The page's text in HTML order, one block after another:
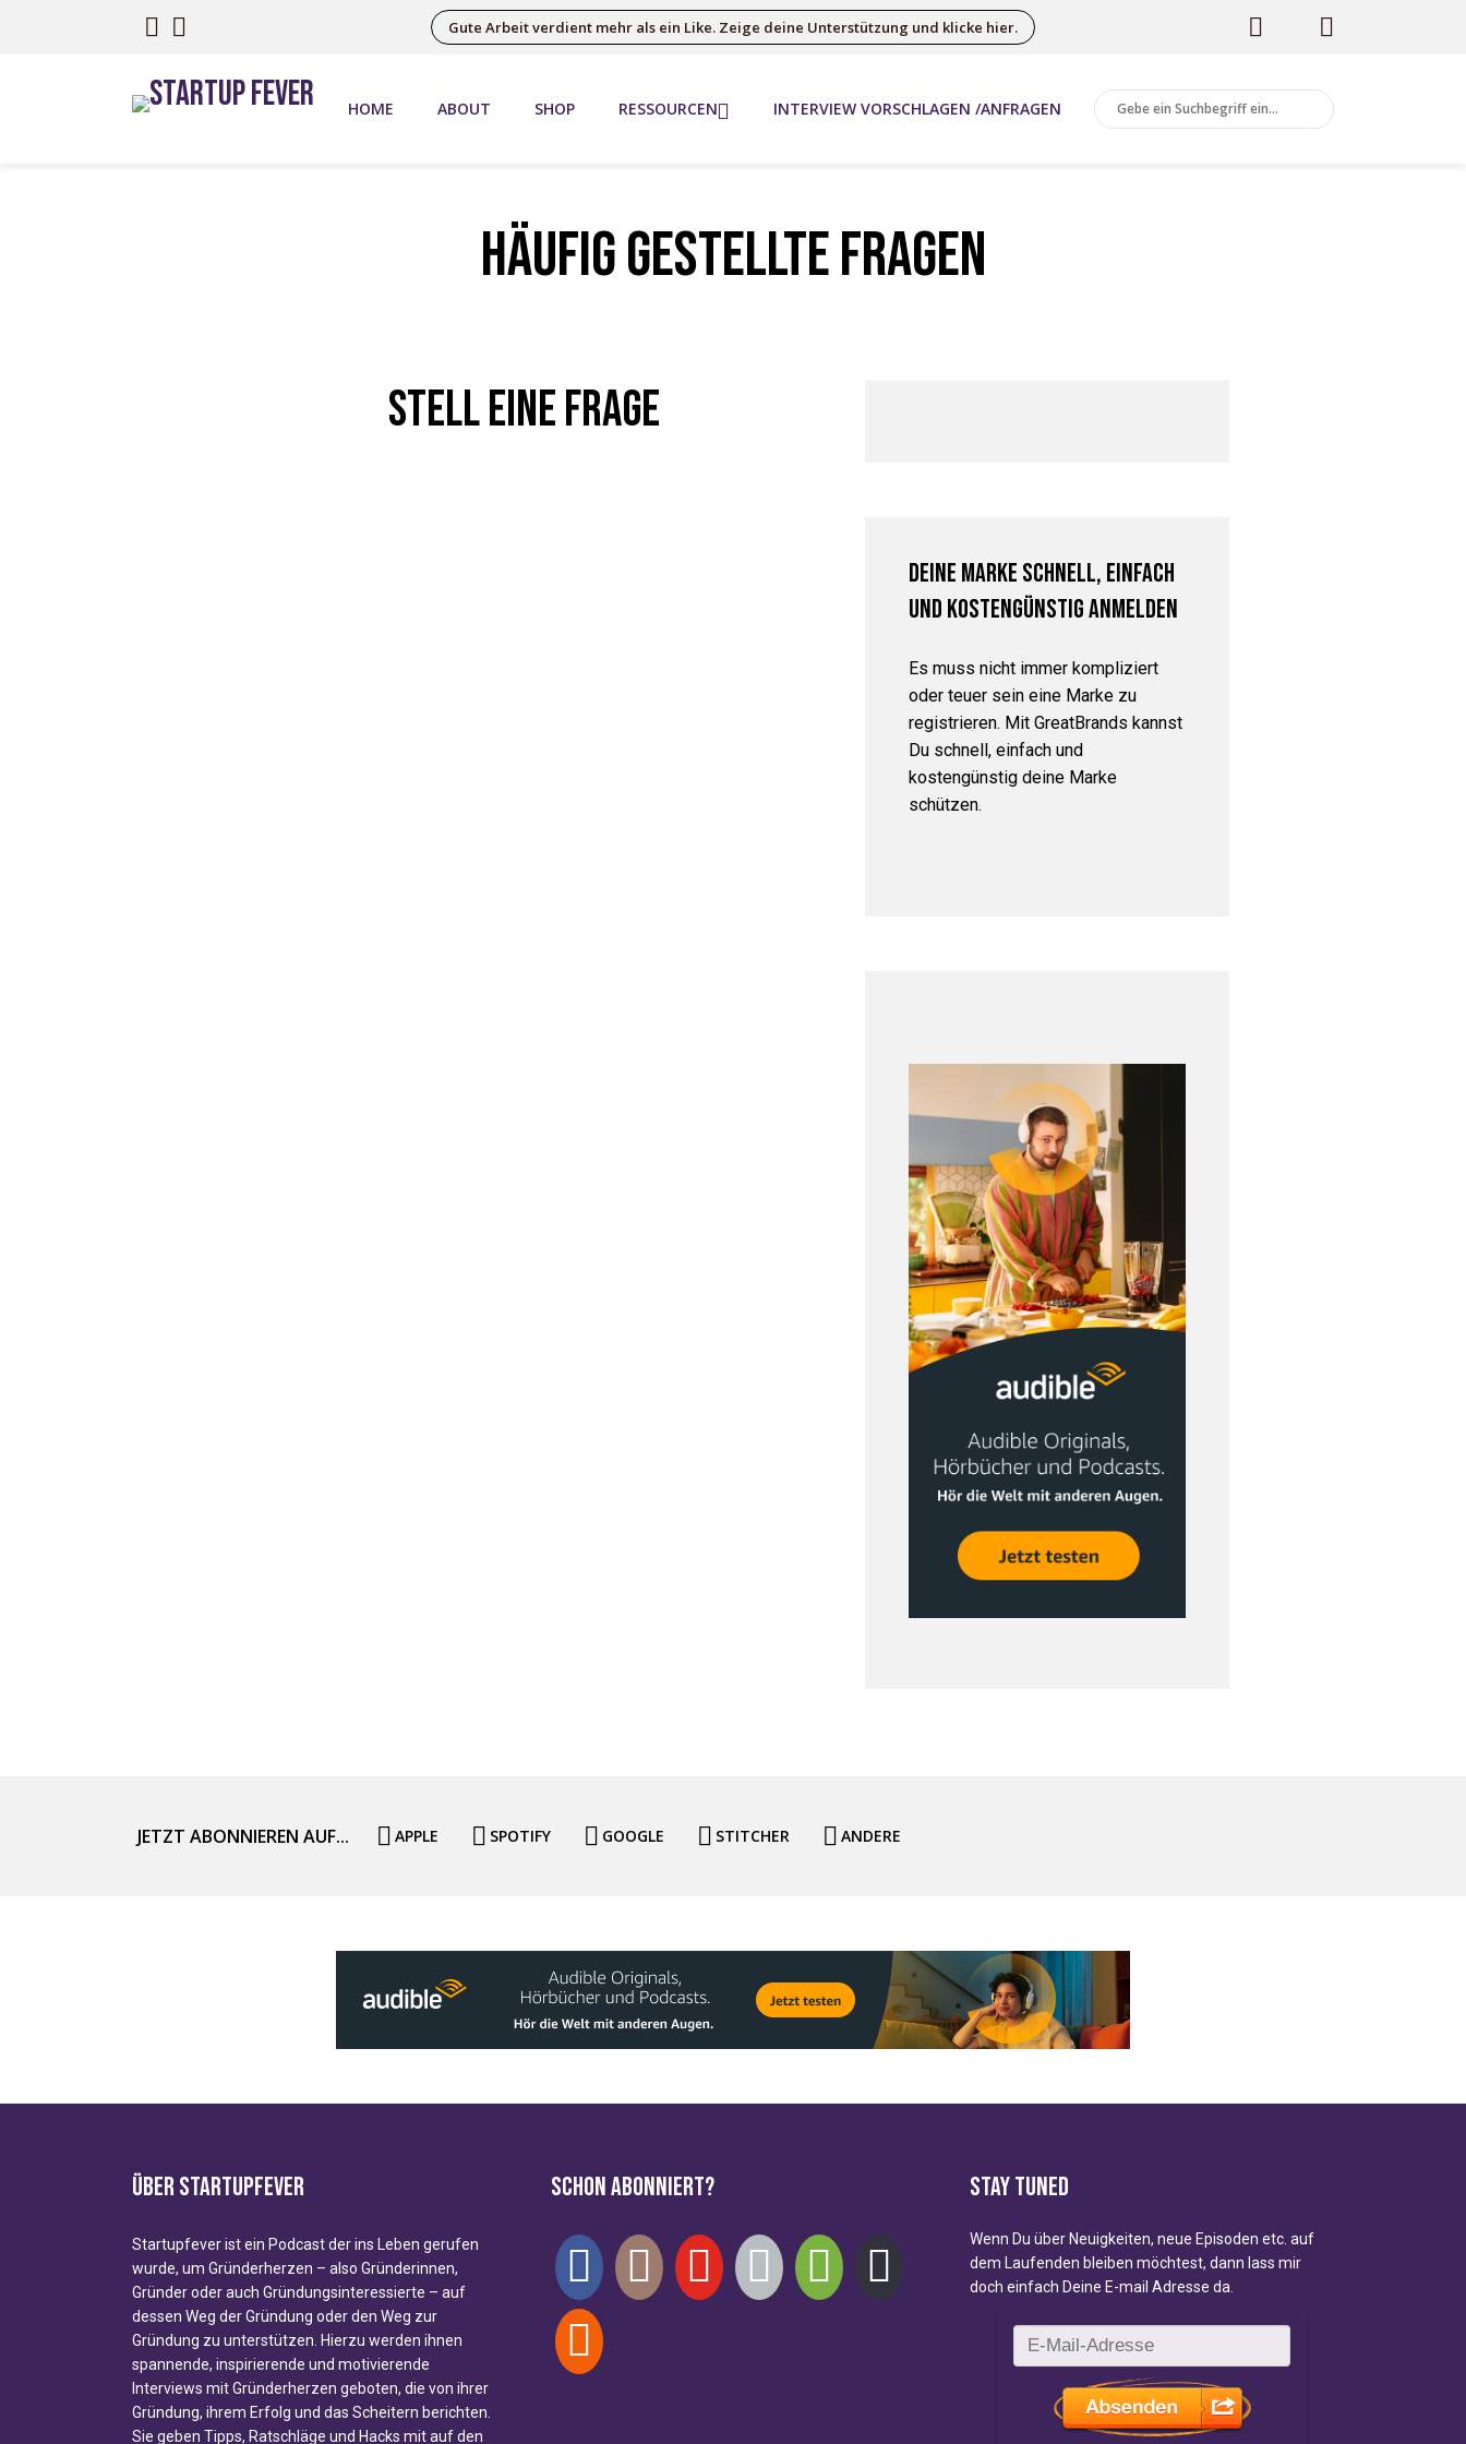
Gute Arbeit verdient mehr als ein Like. Zeige deine Unterstützung und klicke hier.
HOME ABOUT SHOP RESSOURCEN INTERVIEW VORSCHLAGEN /ANFRAGEN
Häufig gestellte Fragen
Stell eine Frage
Deine Marke schnell, einfach
und kostengünstig anmelden
Es muss nicht immer kompliziert
oder teuer sein eine Marke zu
registrieren. Mit GreatBrands kannst
Du schnell, einfach und
kostengünstig deine Marke
schützen.
JETZT ABONNIEREN AUF... APPLE SPOTIFY GOOGLE STITCHER ANDERE
Über Startupfever
Startupfever ist ein Podcast der ins Leben gerufen
wurde, um Gründerherzen – also Gründerinnen,
Gründer oder auch Gründungsinteressierte – auf
dessen Weg der Gründung oder den Weg zur
Gründung zu unterstützen. Hierzu werden ihnen
spannende, inspirierende und motivierende
Interviews mit Gründerherzen geboten, die von ihrer
Gründung, ihrem Erfolg und das Scheitern berichten.
Sie geben Tipps, Ratschläge und Hacks mit auf den
Schon abonniert? Stay tuned
Wenn Du über Neuigkeiten, neue Episoden etc. auf
dem Laufenden bleiben möchtest, dann lass mir
doch einfach Deine E-mail Adresse da.